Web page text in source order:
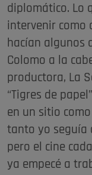
diplomático. Lo
intervenir como
hacían algunos
Colomo a la
productora, La
“Tigres de
en un sitio como
tanto yo seguía
pero el cine
ya empecé a